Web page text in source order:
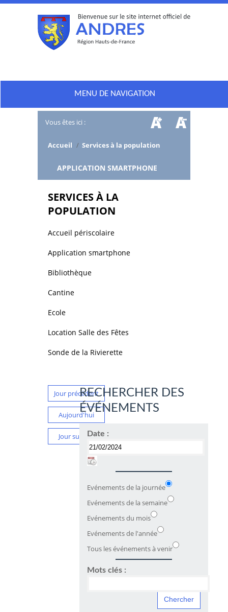
MENU DE NAVIGATION
Vous êtes ici :
Accueil / Services à la population
APPLICATION SMARTPHONE
SERVICES À LA
POPULATION
Accueil périscolaire
Application smartphone
Bibliothèque
Cantine
Ecole
Location Salle des Fêtes
Sonde de la Rivierette
Jour précédent
Aujourd'hui
Jour suivant
RECHERCHER DES
ÉVÉNEMENTS
Date :
Evénements de la journée
Evénements de la semaine
Evénements du mois
Evénements de l'année
Tous les événements à venir
Mots clés :